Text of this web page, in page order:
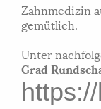
Zahnmedizin
gemütlich.
Unter
Grad